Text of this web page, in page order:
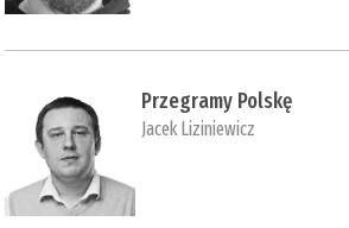
Przegramy Polskę
Jacek Liziniewicz